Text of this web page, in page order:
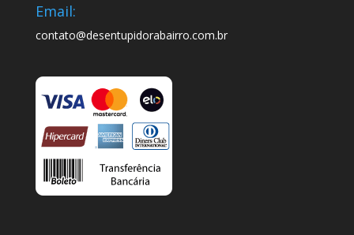
Email:
contato@desentupidorabairro.com.br